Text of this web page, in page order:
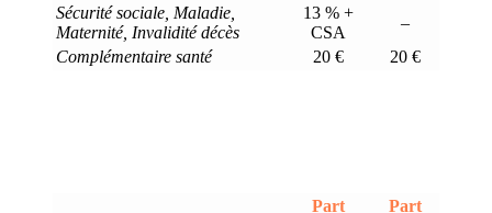
Sécurité sociale, Maladie,
Maternité, Invalidité décès
13 % +
CSA
–
Complémentaire santé
20 € 20 €
Part
Part